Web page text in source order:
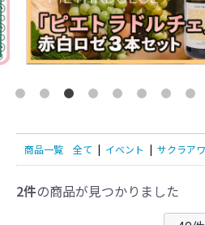
商品一覧 全て | イベント | サクラア
2件の商品が見つかりました